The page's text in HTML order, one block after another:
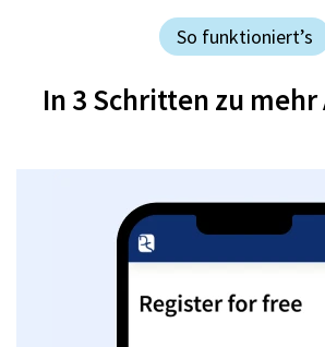
So funktioniert’s
In 3 Schritten zu